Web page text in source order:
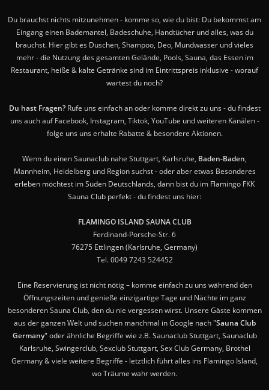
Du brauchst nichts mitzunehmen - komme so, wie du bist: Du bekommst am
Eingang einen Bademantel, Badeschuhe, Handtücher und alles, was du
brauchst. Hier gibt es Duschen, Shampoo, Deo, Mundwasser und vieles
mehr - die Nutzung des gesamten Gelände, Pools, Sauna, das Essen im
Restaurant, heiße & kalte Getränke sind im Eintrittspreis inklusive - worauf
wartest du noch?
Du hast Fragen?Rufe uns einfach an oder komme direkt zu uns - du findest
uns auch auf Facebook, Instagram, Tiktok, YouTube und weiteren Kanälen -
folge uns uns erhalte Rabatte & besondere Aktionen.
Wenn du einen Saunaclub nahe Stuttgart, Karlsruhe, Baden-Baden,
Mannheim, Heidelberg und Region suchst - oder aber etwas Besonderes
erleben möchtest im Süden Deutschlands, dann bist du im Flamingo FKK
Sauna Club perfekt - du findest uns hier:
FLAMINGO ISLAND SAUNA CLUB
Ferdinand-Porsche-Str. 6
76275 Ettlingen (Karlsruhe, Germany)
Tel. 0049 7243 524452
Eine Reservierung ist nicht nötig – komme einfach zu uns während den
Öffnungszeiten und genieße einzigartige Tage und Nächte im ganz
besonderen Sauna Club, den du nie vergessen wirst. Unsere Gäste kommen
aus der ganzen Welt und suchen manchmal in Google nach "Sauna Club
Germany" oder ähnliche Begriffe wie z.B. Saunaclub Stuttgart, Saunaclub
Karlsruhe, Swingerclub, Sexclub Stuttgart, Sex Club Germany, Brothel
Germany & viele weitere Begriffe - letztlich führt alles ins Flamingo Island,
wo Träume wahr werden.